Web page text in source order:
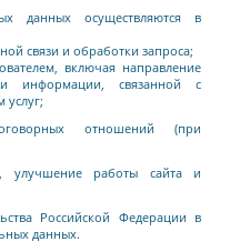
данных осуществляются в
связи и обработки запроса;
включая направление
информации, связанной с
услуг;
отношений (при
улучшение работы сайта и
Российской Федерации в
данных.